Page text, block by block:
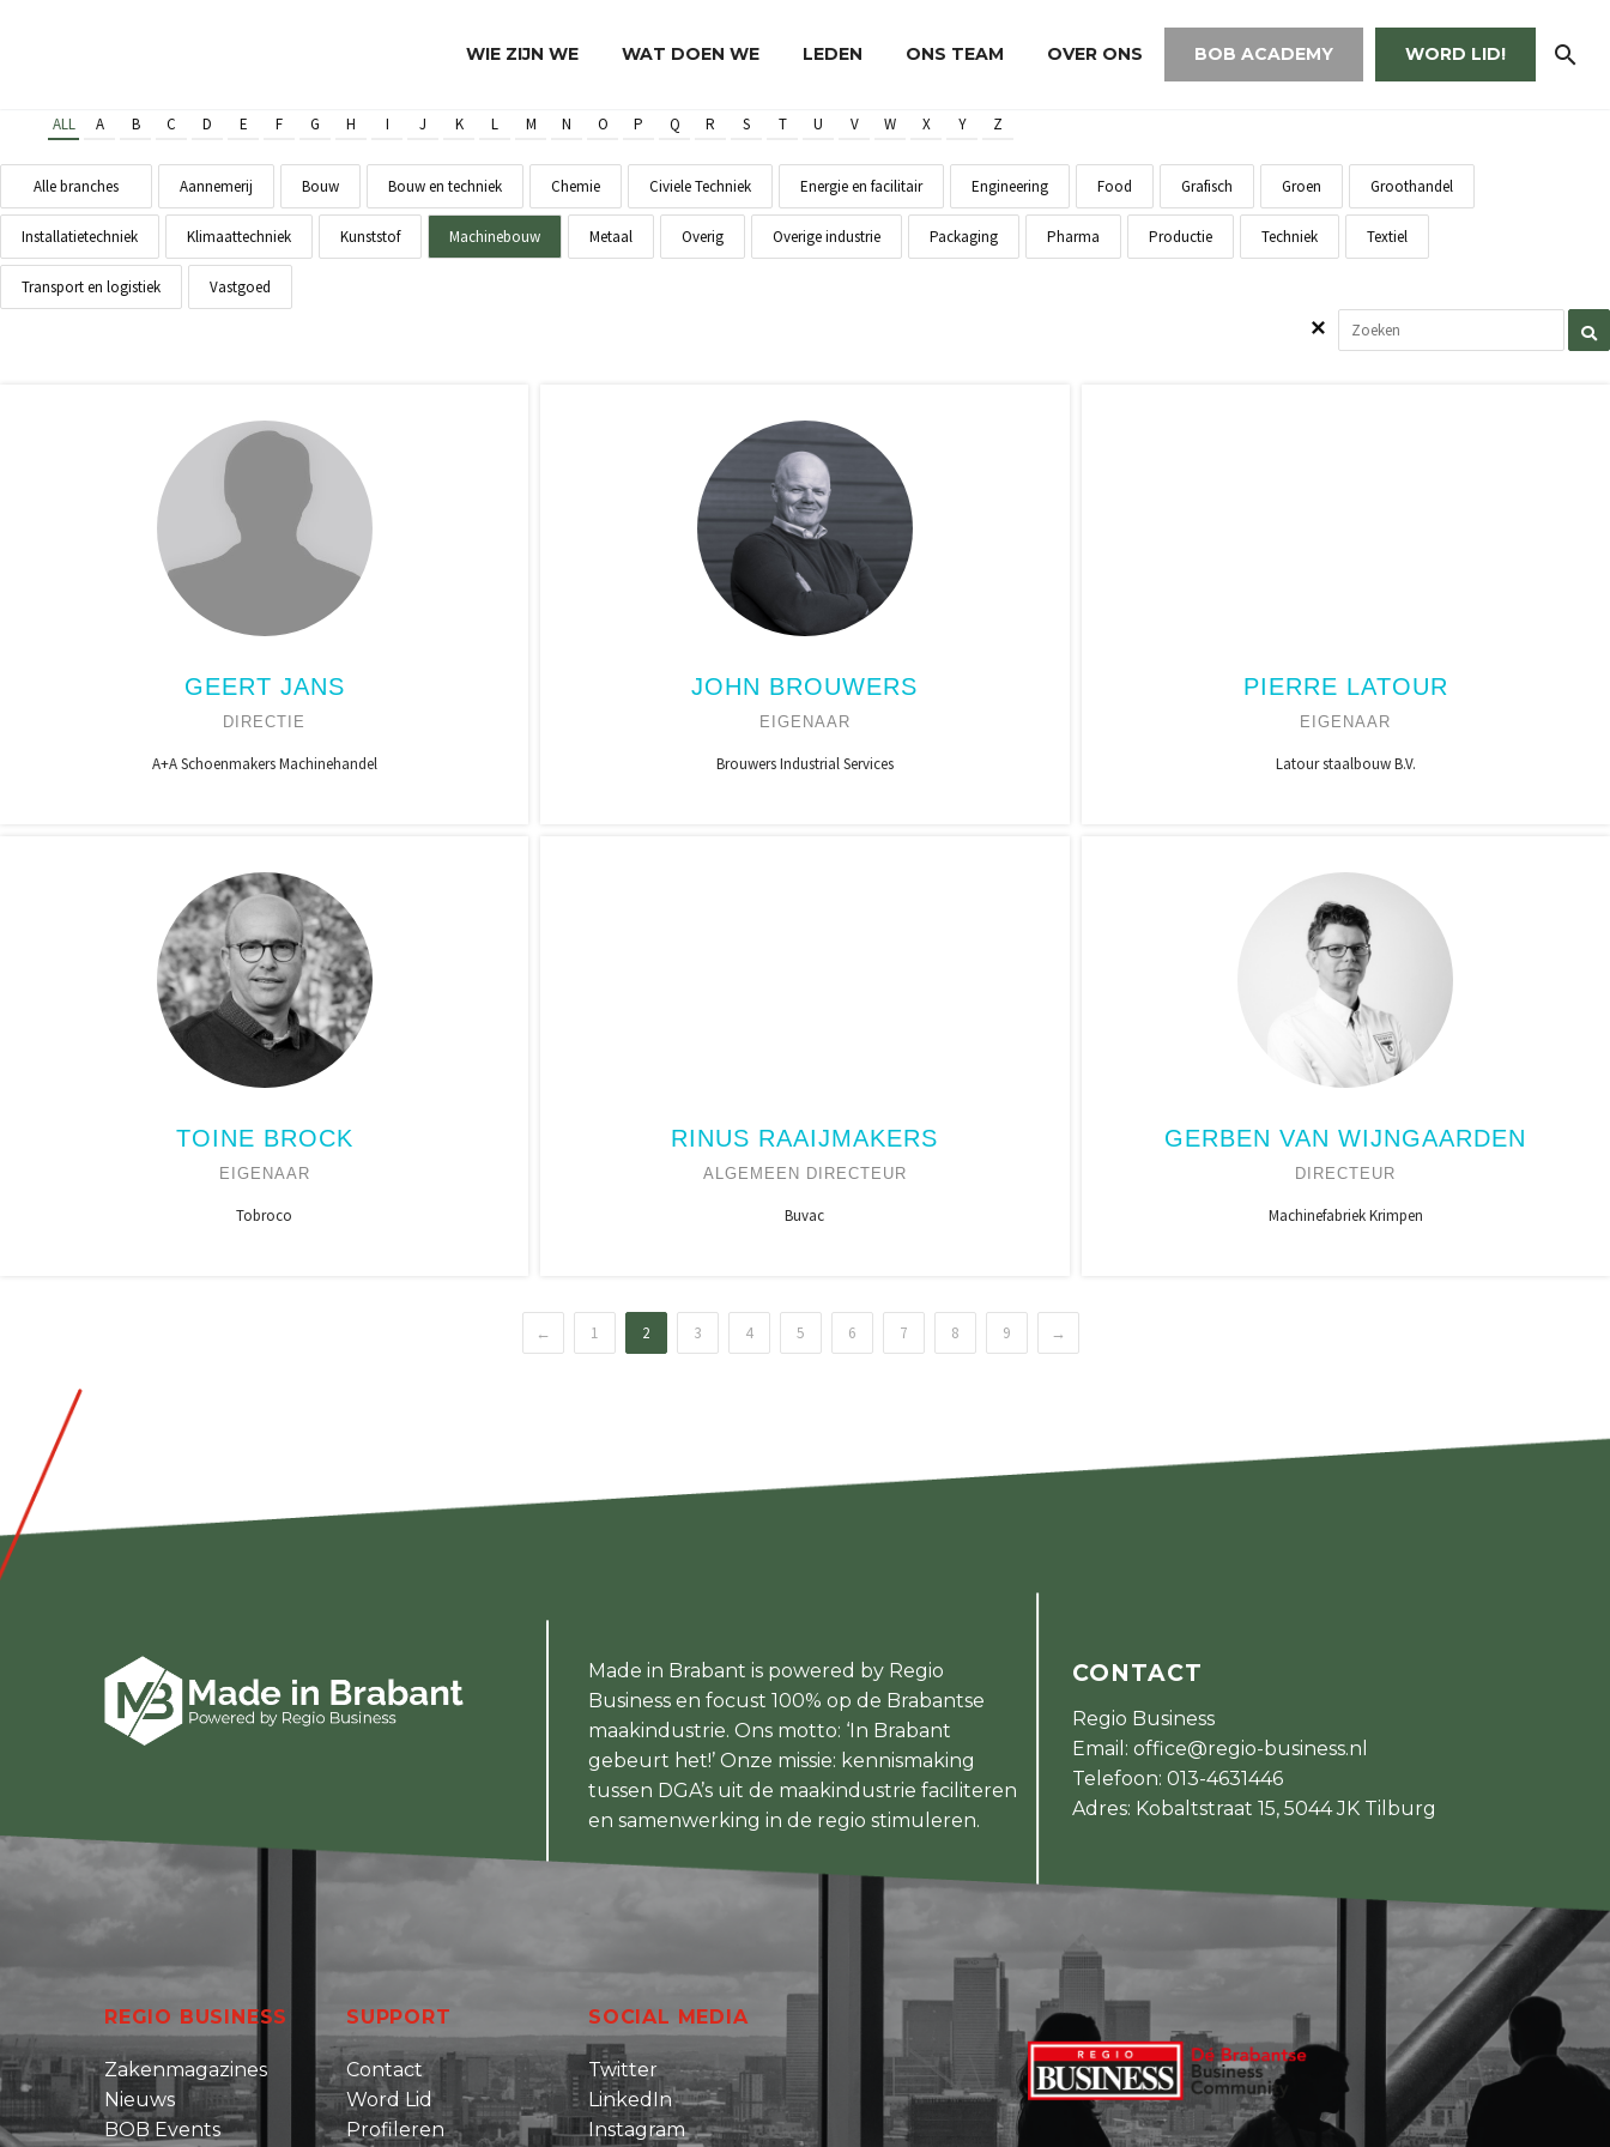
WIE ZIJN WE WAT DOEN WE LEDEN ONS TEAM OVER ONS BOB ACADEMY WORD LID!
ALL A B C D E F G H I J K L M N O P Q R S T U V W X Y Z
Alle branches Aannemerij Bouw Bouw en techniek Chemie Civiele Techniek Energie en facilitair Engineering Food Grafisch Groen Groothandel
Installatietechniek Klimaattechniek Kunststof Machinebouw Metaal Overig Overige industrie Packaging Pharma Productie Techniek Textiel
Transport en logistiek Vastgoed
GEERT JANS
DIRECTIE
A+A Schoenmakers Machinehandel
JOHN BROUWERS
EIGENAAR
Brouwers Industrial Services
PIERRE LATOUR
EIGENAAR
Latour staalbouw B.V.
TOINE BROCK
EIGENAAR
Tobroco
RINUS RAAIJMAKERS
ALGEMEEN DIRECTEUR
Buvac
GERBEN VAN WIJNGAARDEN
DIRECTEUR
Machinefabriek Krimpen
← 1 2 3 4 5 6 7 8 9 →
Made in Brabant is powered by Regio
Business en focust 100% op de Brabantse
maakindustrie. Ons motto: ‘In Brabant
gebeurt het!’ Onze missie: kennismaking
tussen DGA’s uit de maakindustrie faciliteren
en samenwerking in de regio stimuleren.
CONTACT
Regio Business
Email: office@regio-business.nl
Telefoon: 013-4631446
Adres: Kobaltstraat 15, 5044 JK Tilburg
REGIO BUSINESS
Zakenmagazines
Nieuws
BOB Events
SUPPORT
Contact
Word Lid
Profileren
SOCIAL MEDIA
Twitter
LinkedIn
Instagram